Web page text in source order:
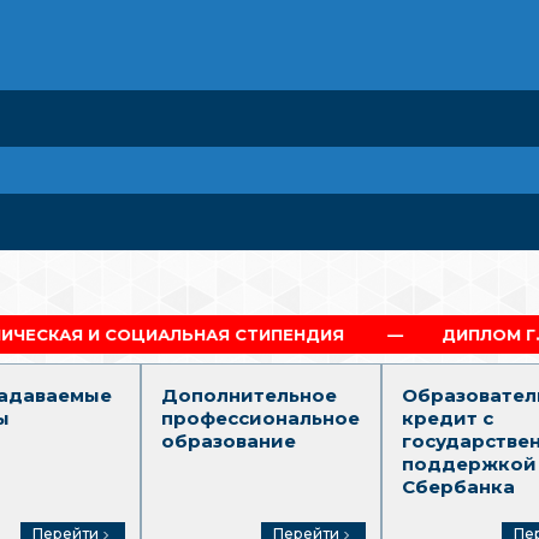
СТИПЕНДИЯ ДИПЛОМ Г.МОСКВА
Перейти
Дополнительное
профессиональное
образование
Перейти
кредит с
поддержкой
Сбербанка